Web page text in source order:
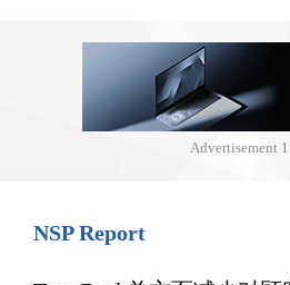
Advertisement
NSP Report